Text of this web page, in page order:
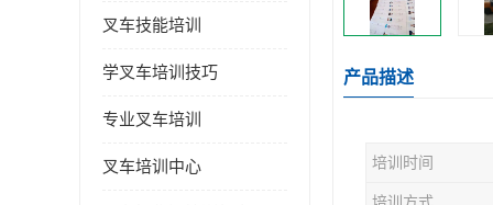
叉车技能培训
学叉车培训技巧
专业叉车培训
叉车培训中心
产品描述
培训时间